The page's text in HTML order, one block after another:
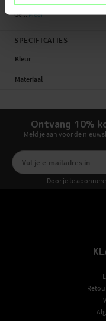
Ge...Meer
SPECIFICATIES
Kleur
Materiaal
Ontvang 10%
Meld je aan voor de
Door je te